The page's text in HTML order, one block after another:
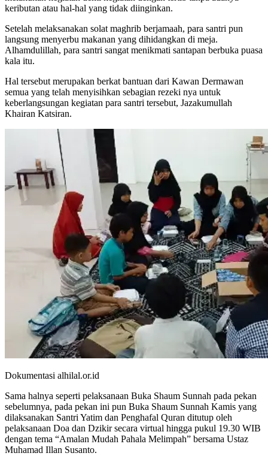
keributan atau hal-hal yang tidak diinginkan.
Setelah melaksanakan solat maghrib berjamaah, para santri pun
langsung menyerbu makanan yang dihidangkan di meja.
Alhamdulillah, para santri sangat menikmati santapan berbuka puasa
kala itu.
Hal tersebut merupakan berkat bantuan dari Kawan Dermawan
semua yang telah menyisihkan sebagian rezeki nya untuk
keberlangsungan kegiatan para santri tersebut, Jazakumullah
Khairan Katsiran.
Dokumentasi alhilal.or.id
Sama halnya seperti pelaksanaan Buka Shaum Sunnah pada pekan
sebelumnya, pada pekan ini pun Buka Shaum Sunnah Kamis yang
dilaksanakan Santri Yatim dan Penghafal Quran ditutup oleh
pelaksanaan Doa dan Dzikir secara virtual hingga pukul 19.30 WIB
dengan tema “Amalan Mudah Pahala Melimpah” bersama Ustaz
Muhamad Illan Susanto.